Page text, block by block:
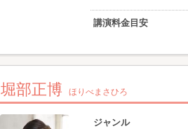
講演料金目安
堀部正博 ほりべまさひろ
ジャンル